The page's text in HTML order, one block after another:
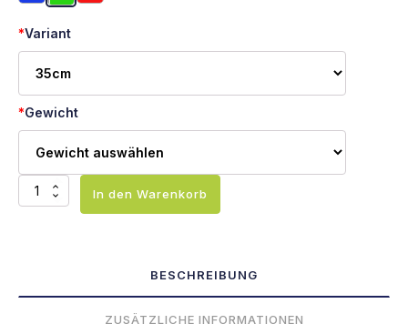
*Variant
*Gewicht
Gewichtsgürtel
Baumwolle
In den Warenkorb
BESCHREIBUNG
ZUSÄTZLICHE INFORMATIONEN